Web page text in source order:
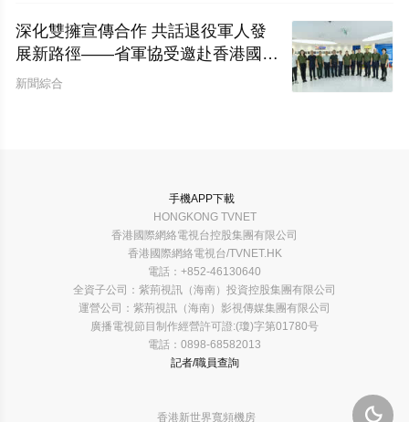
深化雙擁宣傳合作 共話退役軍人發
展新路徑——省軍協受邀赴香港國際
網絡電視台開展座談交流
新聞綜合

手機APP下載
HONGKONG TVNET
香港國際網絡電視台控股集團有限公司
香港國際網絡電視台/TVNET.HK
電話：+852-46130640
全資子公司：紫荊視訊（海南）投資控股集團有限公司
運營公司：紫荊視訊（海南）影視傳媒集團有限公司
廣播電視節目制作經營許可證:(瓊)字第01780号
電話：0898-68582013
記者/職員查詢
香港新世界寬頻機房